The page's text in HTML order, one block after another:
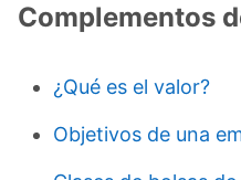
Complementos
¿Qué es el valor?
Objetivos de una